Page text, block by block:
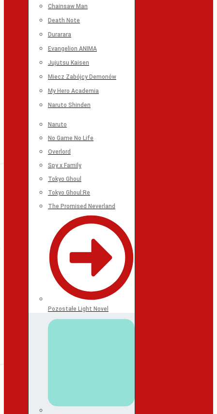
Chainsaw Man
Death Note
Durarara
Evangelion ANIMA
Jujutsu Kaisen
Miecz Zabójcy Demonów
My Hero Academia
Naruto Shinden
Naruto
No Game No Life
Overlord
Spy x Family
Tokyo Ghoul
Tokyo Ghoul:Re
The Promised Neverland
Pozostałe Light Novel